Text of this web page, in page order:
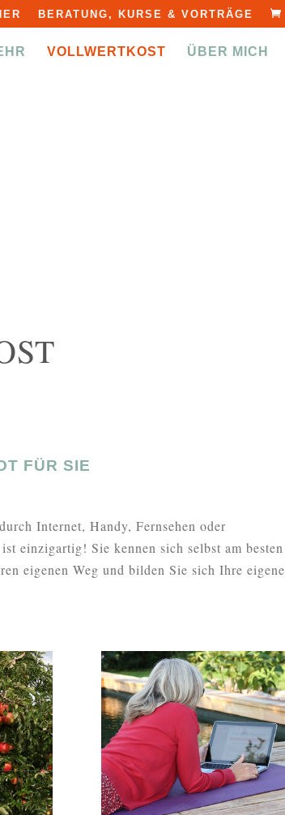
BERATUNG, KURSE & VORTRÄGE
VOLLWERTKOST ÜBER MICH
FÜR SIE
Internet, Handy, Fernsehen oder
einzigartig! Sie kennen sich selbst am besten
eigenen Weg und bilden Sie sich Ihre eigene